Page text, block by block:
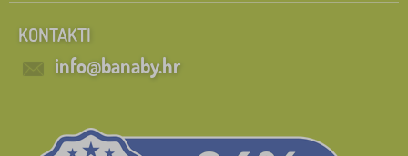
KONTAKTI
info@banaby.hr